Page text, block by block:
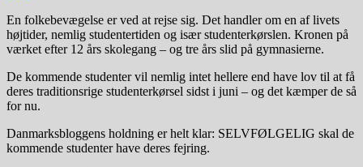
En folkebevægelse er ved at rejse sig. Det handler om en af livets
højtider, nemlig studentertiden og især studenterkørslen. Kronen på
værket efter 12 års skolegang – og tre års slid på gymnasierne.
De kommende studenter vil nemlig intet hellere end have lov til at få
deres traditionsrige studenterkørsel sidst i juni – og det kæmper de så
for nu.
Danmarksbloggens holdning er helt klar: SELVFØLGELIG skal de
kommende studenter have deres fejring.